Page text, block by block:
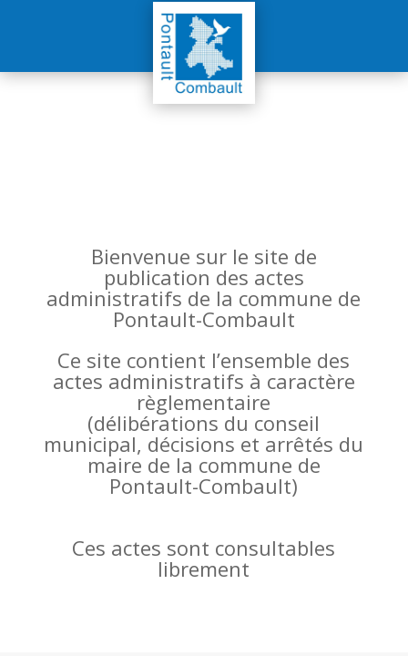
Bienvenue sur le site de
publication des actes
administratifs de la commune de
Pontault-Combault
Ce site contient l’ensemble des
actes administratifs à caractère
règlementaire
(délibérations du conseil
municipal, décisions et arrêtés du
maire de la commune de
Pontault-Combault)
Ces actes sont consultables
librement